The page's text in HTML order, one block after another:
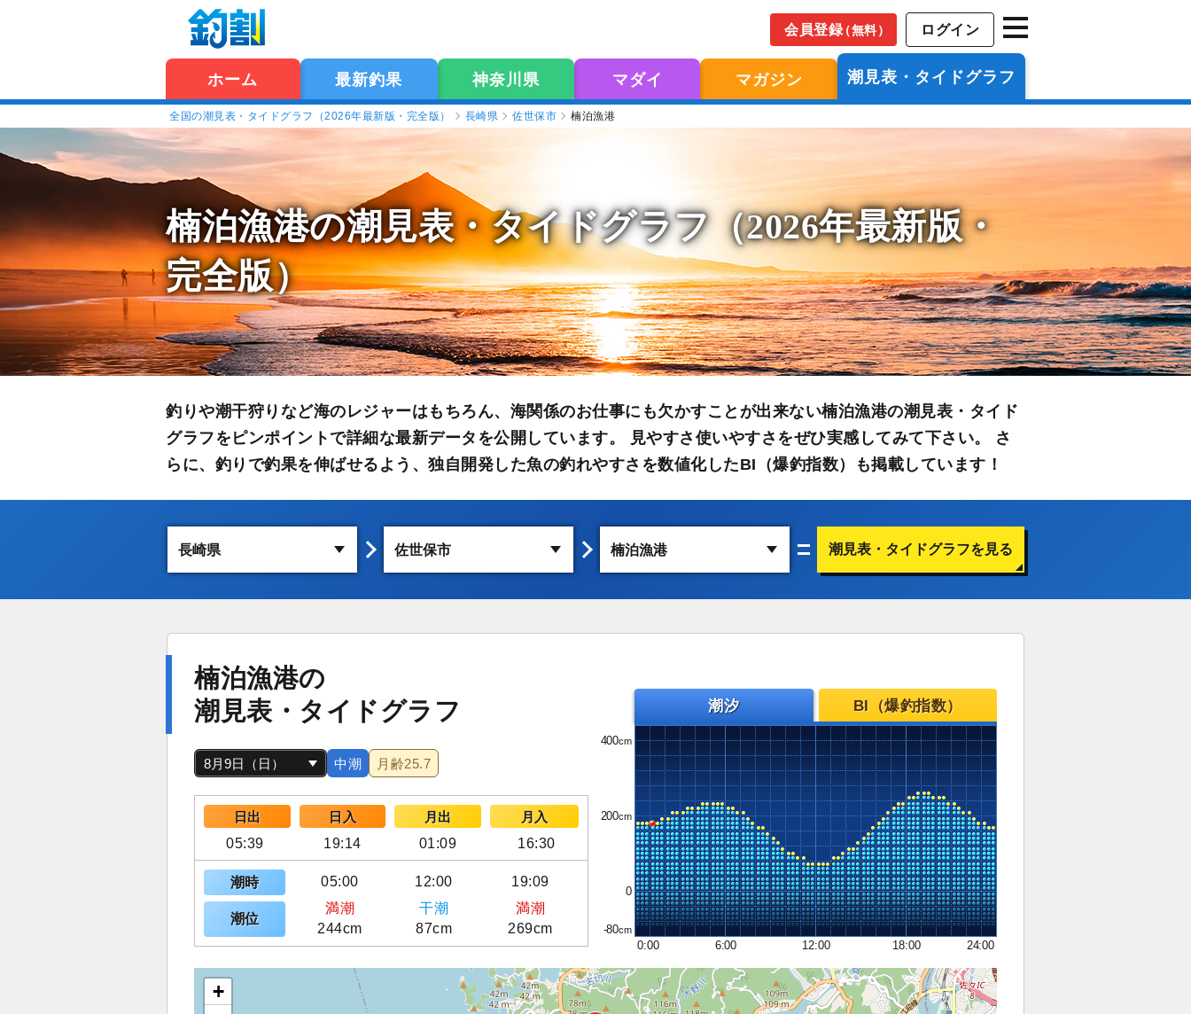
会員登録（無料） ログイン
ホーム 最新釣果 神奈川県 マダイ マガジン 潮見表・タイドグラフ
全国の潮見表・タイドグラフ（2026年最新版・完全版） 長崎県 佐世保市 楠泊漁港
楠泊漁港の潮見表・タイドグラフ（2026年最新版・
完全版）
釣りや潮干狩りなど海のレジャーはもちろん、海関係のお仕事にも欠かすことが出来ない楠泊漁港の潮見表・タイド
グラフをピンポイントで詳細な最新データを公開しています。 見やすさ使いやすさをぜひ実感してみて下さい。 さ
らに、釣りで釣果を伸ばせるよう、独自開発した魚の釣れやすさを数値化したBI（爆釣指数）も掲載しています！
潮見表・タイドグラフを見る
楠泊漁港の
潮見表・タイドグラフ
中潮 月齢25.7
日出 日入 月出
月入
05:39
19:14 01:09 16:30
潮時 05:00 12:00 19:09
潮位
満潮 干潮
満潮
244cm
87cm 269cm
潮汐 BI（爆釣指数）
400
200
0
-80
0:00
6:00 12:00 18:00 24:00
+